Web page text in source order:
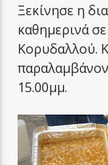
Ξεκίνησε η
καθημερινά
Κορυδαλλού.
15.00μμ.